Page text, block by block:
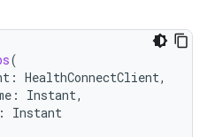
(
: HealthConnectClient,
: Instant,
:
Instant